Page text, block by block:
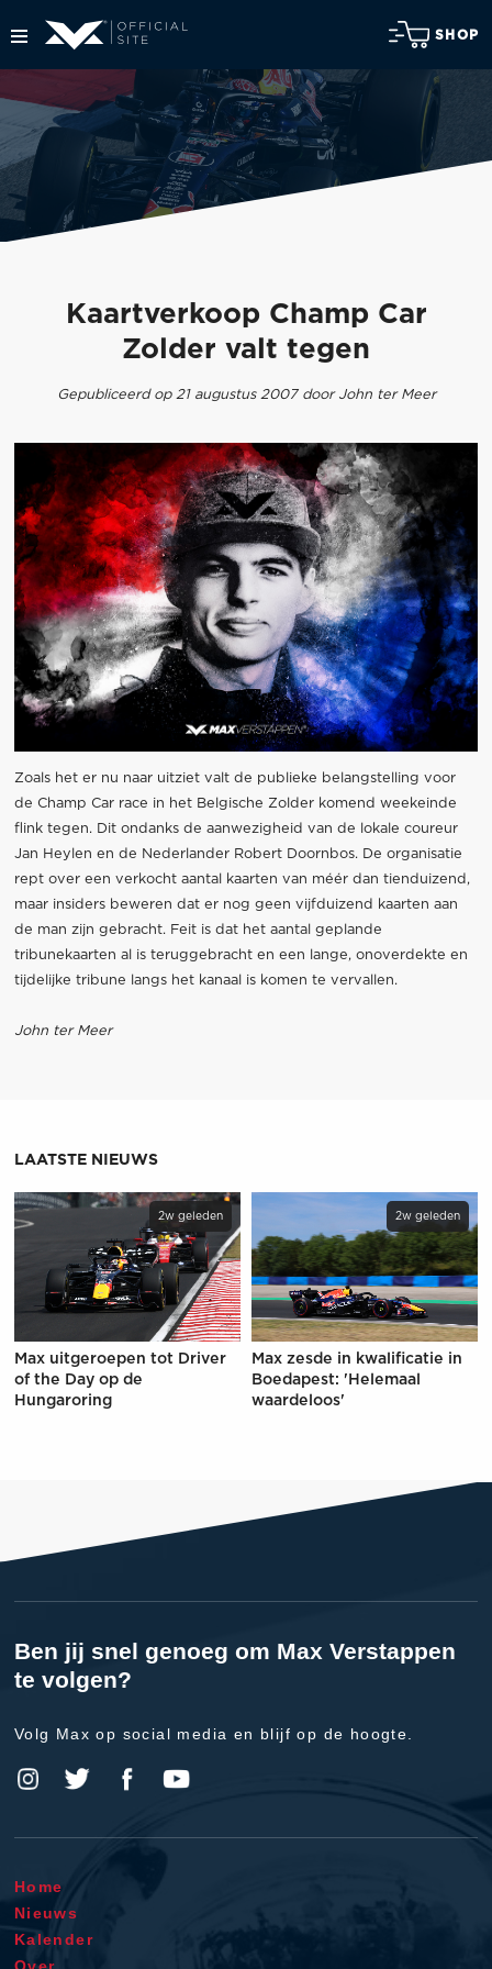
SHOP
Kaartverkoop Champ Car
Zolder valt tegen
Gepubliceerd op 21 augustus 2007 door John ter Meer
Zoals het er nu naar uitziet valt de publieke belangstelling voor
de Champ Car race in het Belgische Zolder komend weekeinde
flink tegen. Dit ondanks de aanwezigheid van de lokale coureur
Jan Heylen en de Nederlander Robert Doornbos. De organisatie
rept over een verkocht aantal kaarten van méér dan tienduizend,
maar insiders beweren dat er nog geen vijfduizend kaarten aan
de man zijn gebracht. Feit is dat het aantal geplande
tribunekaarten al is teruggebracht en een lange, onoverdekte en
tijdelijke tribune langs het kanaal is komen te vervallen.
John ter Meer
LAATSTE NIEUWS
2w geleden
Max uitgeroepen tot Driver
of the Day op de
Hungaroring
2w geleden
Max zesde in kwalificatie in
Boedapest: 'Helemaal
waardeloos'
Ben jij snel genoeg om Max Verstappen
te volgen?
Volg Max op social media en blijf op de hoogte.
Home
Nieuws
Kalender
Over